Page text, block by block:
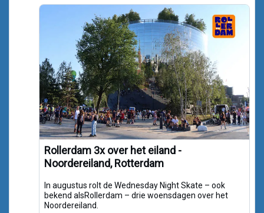
Rollerdam 3x over het eiland -
Noordereiland, Rotterdam
In augustus rolt de Wednesday Night Skate – ook
bekend alsRollerdam – drie woensdagen over het
Noordereiland.